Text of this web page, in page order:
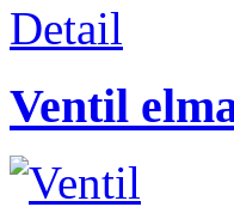
Detail
Ventil